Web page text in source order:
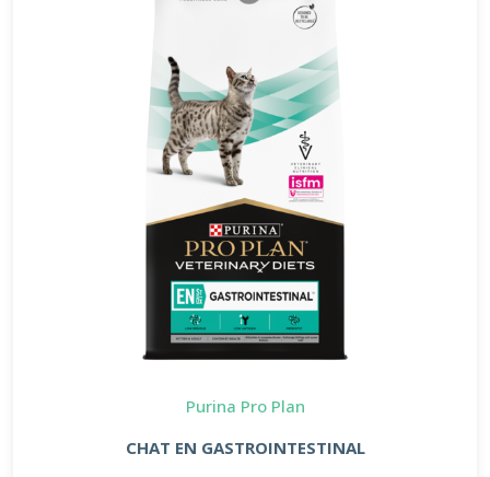
Purina Pro Plan
CHAT EN GASTROINTESTINAL